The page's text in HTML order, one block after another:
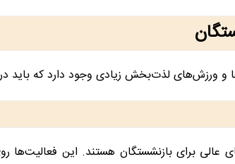
و ورزش‌های لذت‌بخش زیادی وجود دارد که باید
عالی برای بازنشستگان هستند. این